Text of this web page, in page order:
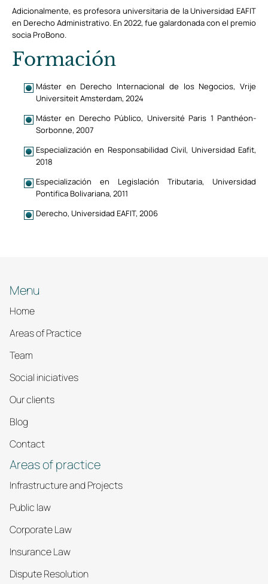
Adicionalmente, es profesora universitaria de la Universidad EAFIT
en Derecho Administrativo. En 2022, fue galardonada con el premio
socia ProBono.
Formación
Máster en Derecho Internacional de los Negocios, Vrije
Universiteit Amsterdam, 2024
Máster en Derecho Público, Université Paris 1 Panthéon-
Sorbonne, 2007
Especialización en Responsabilidad Civil, Universidad Eafit,
2018
Especialización en Legislación Tributaria, Universidad
Pontifica Bolivariana, 2011
Derecho, Universidad EAFIT, 2006
Menu
Home
Areas of Practice
Team
Social iniciatives
Our clients
Blog
Contact
Areas of practice
Infrastructure and Projects
Public law
Corporate Law
Insurance Law
Dispute Resolution